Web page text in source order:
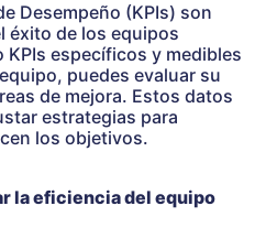
Desempeño (KPIs) son
éxito de los equipos
específicos y medibles
puedes evaluar su
de mejora. Estos datos
estrategias para
los objetivos.
la eficiencia del equipo